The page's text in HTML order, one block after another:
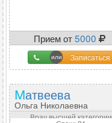
Прием от5000
Записаться
Матвеева
Ольга Николаевна
Врач высшей категории